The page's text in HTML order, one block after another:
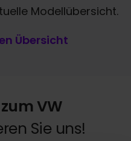
Modellübersicht.
Übersicht
VW
Sie uns!